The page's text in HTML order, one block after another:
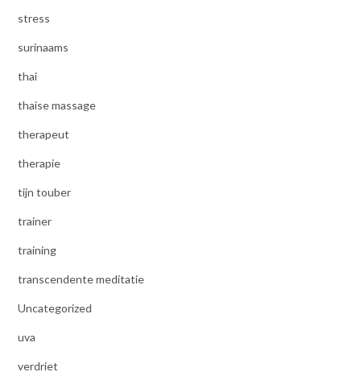
stress
surinaams
thai
thaise massage
therapeut
therapie
tijn touber
trainer
training
transcendente meditatie
Uncategorized
uva
verdriet